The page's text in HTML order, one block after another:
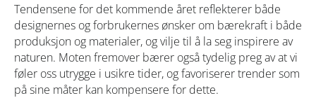
Tendensene for det kommende året reflekterer både
designernes og forbrukernes ønsker om bærekraft i både
produksjon og materialer, og vilje til å la seg inspirere av
naturen. Moten fremover bærer også tydelig preg av at vi
føler oss utrygge i usikre tider, og favoriserer trender som
på sine måter kan kompensere for dette.